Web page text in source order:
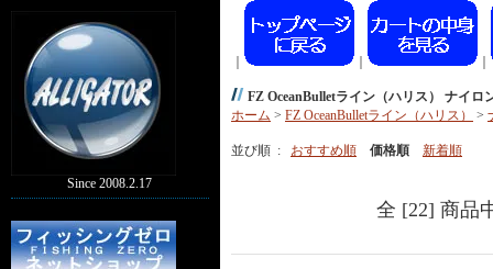
Since 2008.2.17
FZ OceanBulletライン（ハリス） ナイロ
ホーム > FZ OceanBulletライン（ハリス） >
並び順 : おすすめ順 価格順 新着順
全 [22] 商品